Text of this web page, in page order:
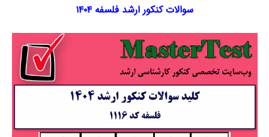
سوالات کنکور ارشد فلسفه ۱۴۰۴